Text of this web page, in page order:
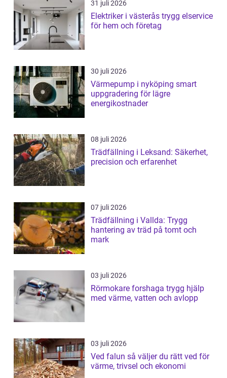
31 juli 2026
Elektriker i västerås trygg elservice
för hem och företag
30 juli 2026
Värmepump i nyköping smart
uppgradering för lägre
energikostnader
08 juli 2026
Trädfällning i Leksand: Säkerhet,
precision och erfarenhet
07 juli 2026
Trädfällning i Vallda: Trygg
hantering av träd på tomt och
mark
03 juli 2026
Rörmokare forshaga trygg hjälp
med värme, vatten och avlopp
03 juli 2026
Ved falun så väljer du rätt ved för
värme, trivsel och ekonomi